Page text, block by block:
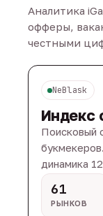
Аналитика
офферы,
честными
NeBlask
Индекс
Поисковый
динамика
61
РЫНКОВ